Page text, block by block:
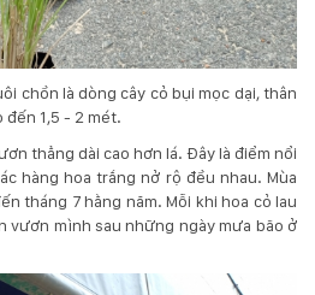
chồn là dòng cây cỏ bụi mọc dại, thân
1,5 - 2 mét.
thẳng dài cao hơn lá. Đây là điểm nổi
hàng hoa trắng nở rộ đều nhau. Mùa
tháng 7 hằng năm. Mỗi khi hoa cỏ lau
vươn mình sau những ngày mưa bão ở